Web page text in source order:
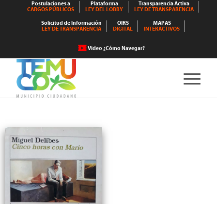
Postulaciones a
CARGOS PÚBLICOS
Plataforma
LEY DEL LOBBY
Transparencia Activa
LEY DE TRANSPARENCIA
Solicitud de Información
LEY DE TRANSPARENCIA
OIRS
DIGITAL
MAPAS
INTERACTIVOS
Video ¿Cómo Navegar?